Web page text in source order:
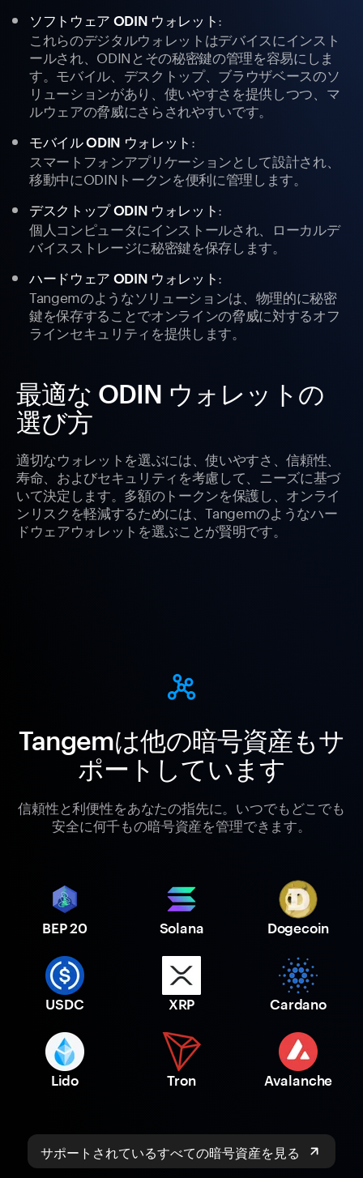
ソフトウェア ODIN ウォレット :
これらのデジタルウォレットはデバイスにインスト
ールされ、ODINとその秘密鍵の管理を容易にしま
す。モバイル、デスクトップ、ブラウザベースのソ
リューションがあり、使いやすさを提供しつつ、マ
ルウェアの脅威にさらされやすいです。
モバイル ODIN ウォレット :
スマートフォンアプリケーションとして設計され、
移動中にODINトークンを便利に管理します。
デスクトップ ODIN ウォレット :
個人コンピュータにインストールされ、ローカルデ
バイスストレージに秘密鍵を保存します。
ハードウェア ODIN ウォレット :
Tangemのようなソリューションは、物理的に秘密
鍵を保存することでオンラインの脅威に対するオフ
ラインセキュリティを提供します。
最適な ODIN ウォレットの
選び方
適切なウォレットを選ぶには、使いやすさ、信頼性、
寿命、およびセキュリティを考慮して、ニーズに基づ
いて決定します。多額のトークンを保護し、オンライ
ンリスクを軽減するためには、Tangemのようなハー
ドウェアウォレットを選ぶことが賢明です。
Tangemは他の暗号資産もサ
ポートしています
信頼性と利便性をあなたの指先に。いつでもどこでも
安全に何千もの暗号資産を管理できます。
BEP 20 Solana Dogecoin
USDC XRP Cardano
Lido Tron Avalanche
サポートされているすべての暗号資産を見る